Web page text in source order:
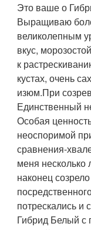
Это ваше о
Выращиваю
великолепным
вкус,
к
кустах, очень
изюм.При
Единственный
Особая
неоспоримой
сравнения-
меня несколько
наконец
потрескались и
Гибрид Белый с